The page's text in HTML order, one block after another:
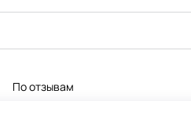
По отзывам